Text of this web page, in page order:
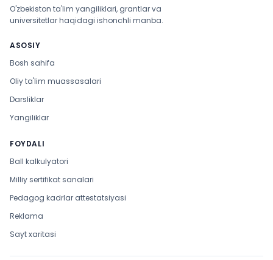
O'zbekiston ta'lim yangiliklari, grantlar va
universitetlar haqidagi ishonchli manba.
ASOSIY
Bosh sahifa
Oliy ta'lim muassasalari
Darsliklar
Yangiliklar
FOYDALI
Ball kalkulyatori
Milliy sertifikat sanalari
Pedagog kadrlar attestatsiyasi
Reklama
Sayt xaritasi